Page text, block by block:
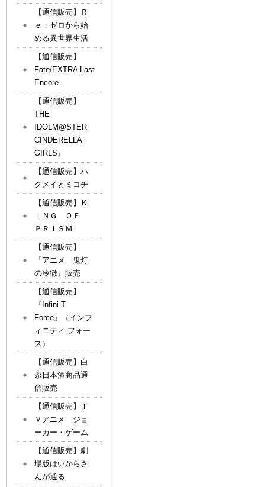
【通信販売】Ｒ
ｅ：ゼロから始
める異世界生活
【通信販売】
Fate/EXTRA Last
Encore
【通信販売】
THE
IDOLM@STER
CINDERELLA
GIRLS』
【通信販売】ハ
クメイとミコチ
【通信販売】Ｋ
ＩＮＧ ＯＦ
ＰＲＩＳＭ
【通信販売】
『アニメ 鬼灯
の冷徹』販売
【通信販売】
『Infini-T
Force』（インフ
ィニティ フォー
ス）
【通信販売】白
糸日本酒商品通
信販売
【通信販売】Ｔ
Ｖアニメ ジョ
ーカー・ゲーム
【通信販売】劇
場版はいからさ
んが通る